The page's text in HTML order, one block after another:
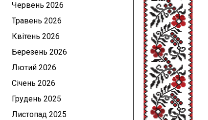
Червень 2026
Травень 2026
Квітень 2026
Березень 2026
Лютий 2026
Січень 2026
Грудень 2025
Листопад 2025